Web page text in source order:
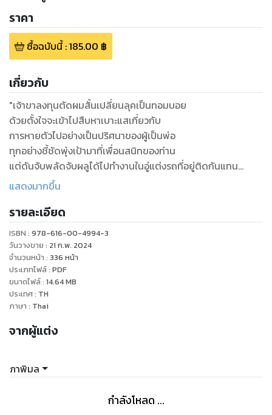
ราคา
ซื้อฉบับนี้:185.00 ฿
เกี่ยวกับ
"เจ้าขาลงทุนตัดผมสั้นเปลี่ยนลุคเป็นทอมบอย
ด้วยตั้งใจจะเข้าไปสืบหาเบาะแสเกี่ยวกับ
การหายตัวไปอย่างเป็นปริศนาของผู้เป็นพ่อ
ทุกอย่างชี้ชัดพุ่งเป้ามาที่เพื่อนสนิทของท่าน
แต่ดันจับพลัดจับผลูได้ไปทำงานในอู่แต่งรถที่อยู่ติดกันแทน
...
แต่เพราะขัดรุ่นพี่ไม่ได้ จึงหาเรื่องทั้งแกล้งทั้งขู่ไม่เว้นวัน
“ถ้ามีอะไรหาย ไล่ออก ถ้าของเสียหาย ไล่ออก
ถ้าทำไม่ได้ ไล่ออกสถานเดียว”
ซึ่งไม่เป็นผล เขาจึงต้องทนร่วมงานกับเธอต่อไป
ทว่าไปๆ มาๆ เขากลับถูกสาวหล่อหน้าหวานตกเข้าเต็มเปา
แสดงมากขึ้น
รายละเอียด
ISBN : 978-616-00-4994-3
วันวางขาย : 21 ก.พ. 2024
จำนวนหน้า : 336 หน้า
ประเภทไฟล์: PDF
ขนาดไฟล์: 14.64MB
ประเทศ: TH
ภาษา : Thai
จากผู้แต่ง
ภาพิมล
กำลังโหลด ...